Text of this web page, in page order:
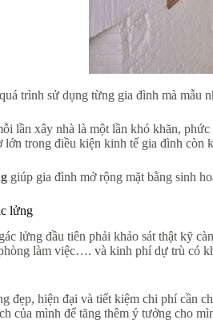
trình sử dụng từng gia đình mà
lần xây nhà là một lần khó khăn,
lớn trong điều kiện kinh tế gia đình còn
giúp gia đình mở rộng mặt bằng sinh
lửng
lửng đầu tiên phải khảo sát thật kỹ
làm việc…. và kinh phí dự trù có
đẹp, hiện đại và tiết kiệm chi phí cần
của mình để tăng thêm ý tưởng cho